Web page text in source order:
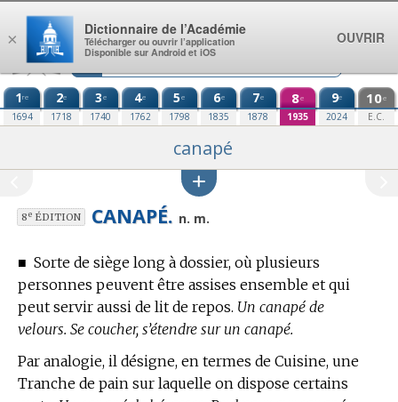
Aller au contenu
1re
1694
2e
1718
3e
1740
4e
1762
5e
1798
6e
1835
7e
1878
8e
1935
9e
2024
10e
E.C.
canapé
8eÉDITION CANAPÉ. n. m.
■ Sorte de siège long à dossier, où plusieurs
personnes peuvent être assises ensemble et qui
peut servir aussi de lit de repos. Un canapé de
velours. Se coucher, s’étendre sur un canapé.
Par analogie, il désigne, en termes de Cuisine, une
Tranche de pain sur laquelle on dispose certains
×
Dictionnaire de l’Académie
Télécharger ou ouvrir l’application
Disponible sur Android et iOS
OUVRIR